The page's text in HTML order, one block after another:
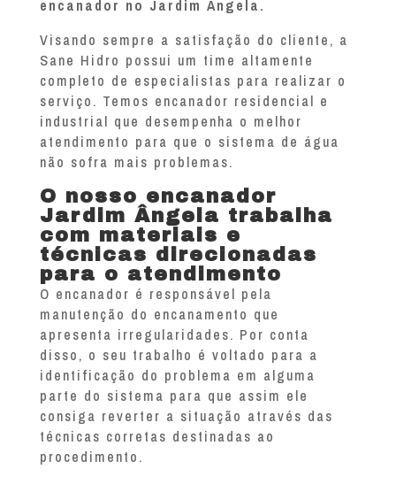
encanador no Jardim Ângela.
Visando sempre a satisfação do cliente, a
Sane Hidro possui um time altamente
completo de especialistas para realizar o
serviço. Temos encanador residencial e
industrial que desempenha o melhor
atendimento para que o sistema de água
não sofra mais problemas.
O nosso encanador
Jardim Ângela trabalha
com materiais e
técnicas direcionadas
para o atendimento
O encanador é responsável pela
manutenção do encanamento que
apresenta irregularidades. Por conta
disso, o seu trabalho é voltado para a
identificação do problema em alguma
parte do sistema para que assim ele
consiga reverter a situação através das
técnicas corretas destinadas ao
procedimento.